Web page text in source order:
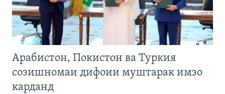
Арабистон, Покистон ва Туркия
созишномаи дифоии муштарак имзо
карданд